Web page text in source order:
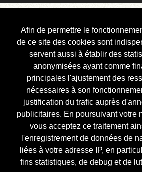
Afin de permettre le
de ce site des cookies sont
servent aussi à établir des
anonymisées ayant comme
principales l'ajustement des
nécessaires à son
justification du trafic auprès
publicitaires. En poursuivant votre
vous acceptez ce traitement
l'enregistrement de données de
liées à votre adresse IP, en
fins statistiques, de debug et de
Courbis, « LE »
Blog Officiel
Bienvenue
Réalisations
Divers (et d’été)
Annonces
Liens externes
Téléchargement